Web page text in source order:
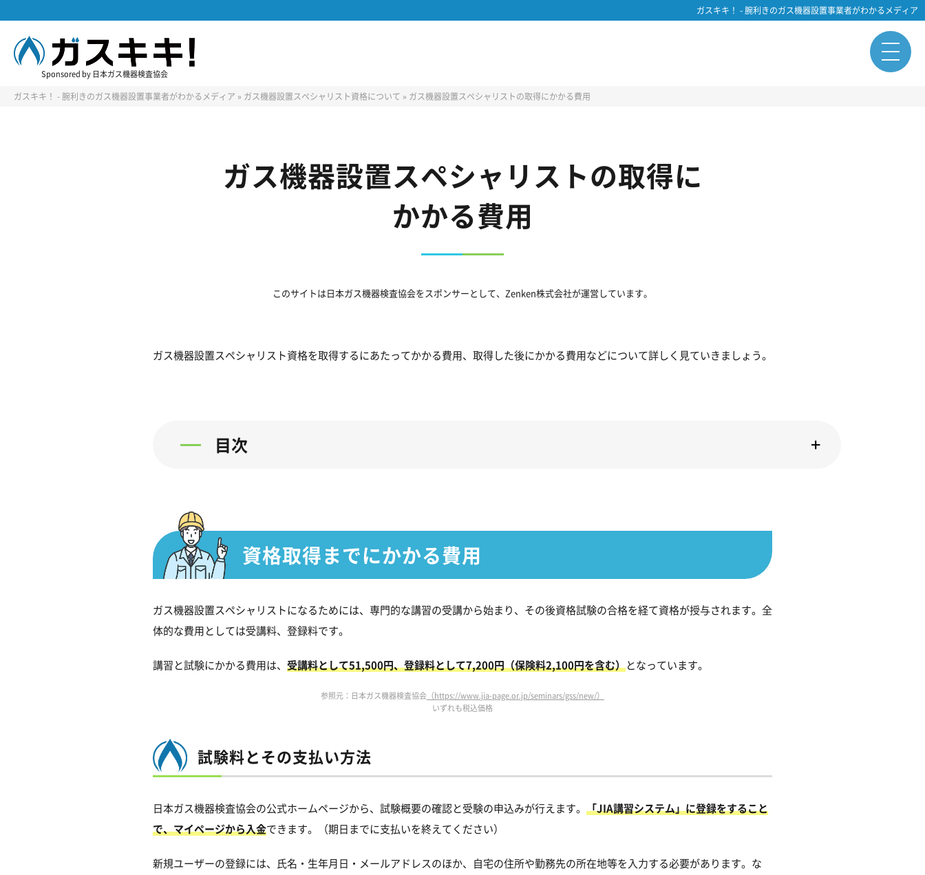
ガスキキ！ - 腕利きのガス機器設置事業者がわかるメディア
Sponsored by 日本ガス機器検査協会
ガスキキ！ - 腕利きのガス機器設置事業者がわかるメディア » ガス機器設置スペシャリスト資格について » ガス機器設置スペシャリストの取得にかかる費用
ガス機器設置スペシャリストの取得に
かかる費用
このサイトは日本ガス機器検査協会をスポンサーとして、Zenken株式会社が運営しています。
ガス機器設置スペシャリスト資格を取得するにあたってかかる費用、取得した後にかかる費用などについて詳しく見ていきましょう。
目次
資格取得までにかかる費用
ガス機器設置スペシャリストになるためには、専門的な講習の受講から始まり、その後資格試験の合格を経て資格が授与されます。全
体的な費用としては受講料、登録料です。
講習と試験にかかる費用は、 受講料として51,500円、登録料として7,200円（保険料2,100円を含む）となっています。
参照元：日本ガス機器検査協会 （https://www.jia-page.or.jp/seminars/gss/new/）
いずれも税込価格
試験料とその支払い方法
日本ガス機器検査協会の公式ホームページから、試験概要の確認と受験の申込みが行えます。 「JIA講習システム」に登録をすること
で、マイページから入金できます。（期日までに支払いを終えてください）
新規ユーザーの登録には、氏名・生年月日・メールアドレスのほか、自宅の住所や勤務先の所在地等を入力する必要があります。な